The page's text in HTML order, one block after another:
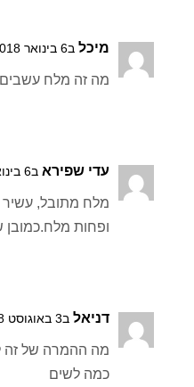
מיכל ב6 בינואר 2018 ב10:55
מה זה מלח
עדי שפירא ב6 בינואר 2018 ב11:56
מלח מתובל, עשיר
ופחות מלח.כמובן
דניאל ב3 באוגוסט 2018 ב17:50
מה ההמרה של זה
כמה לשים